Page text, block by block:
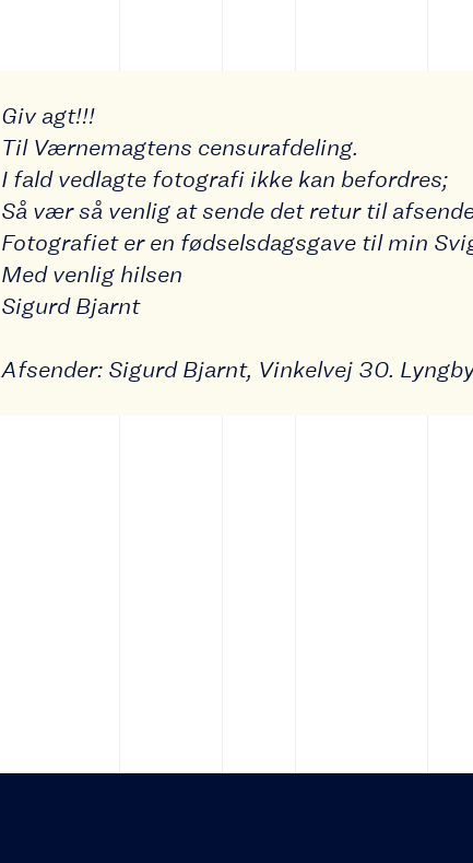
Giv agt!!!
Til Værnemagtens censurafdeling.
I fald vedlagte fotografi ikke kan befordres;
Så vær så venlig at sende det retur til
Fotografiet er en fødselsdagsgave til min
Med venlig hilsen
Sigurd Bjarnt
Afsender: Sigurd Bjarnt, Vinkelvej 30.